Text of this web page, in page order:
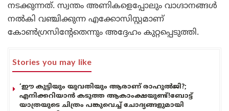
നടക്കുന്നത്. സ്വന്തം അണികളെപ്പോലും വാഗ്ദാനങ്ങൾ
നൽകി വഞ്ചിക്കുന്ന എക്കോസിസ്റ്റമാണ്
കോൺഗ്രസിന്റേതെന്നും അദ്ദേഹം കുറ്റപ്പെടുത്തി.
Stories you may like
‘ഈ കുട്ടിയും യുവതിയും ആരാണ് രാഹുൽജി?;
എനിക്കറിയാൻ കടുത്ത ആകാംക്ഷയുണ്ട്!ബോട്ട്
യാത്രയുടെ ചിത്രം പങ്കുവെച്ച് ചോദ്യങ്ങളുമായി